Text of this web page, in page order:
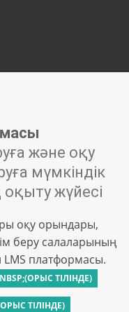
және оқу
мүмкіндік
жүйесі
оқу орындары,
беру салаларының
платформасы.
ТІЛІНДЕ)
ТІЛІНДЕ)